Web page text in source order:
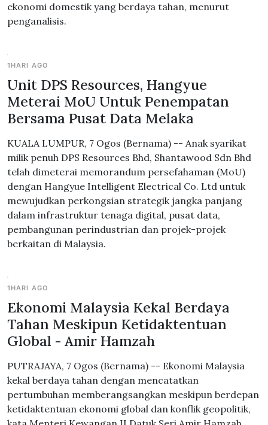
ekonomi domestik yang berdaya tahan, menurut
penganalisis.
1HARI AGO
Unit DPS Resources, Hangyue
Meterai MoU Untuk Penempatan
Bersama Pusat Data Melaka
KUALA LUMPUR, 7 Ogos (Bernama) -- Anak syarikat
milik penuh DPS Resources Bhd, Shantawood Sdn Bhd
telah dimeterai memorandum persefahaman (MoU)
dengan Hangyue Intelligent Electrical Co. Ltd untuk
mewujudkan perkongsian strategik jangka panjang
dalam infrastruktur tenaga digital, pusat data,
pembangunan perindustrian dan projek-projek
berkaitan di Malaysia.
1HARI AGO
Ekonomi Malaysia Kekal Berdaya
Tahan Meskipun Ketidaktentuan
Global - Amir Hamzah
PUTRAJAYA, 7 Ogos (Bernama) -- Ekonomi Malaysia
kekal berdaya tahan dengan mencatatkan
pertumbuhan memberangsangkan meskipun berdepan
ketidaktentuan ekonomi global dan konflik geopolitik,